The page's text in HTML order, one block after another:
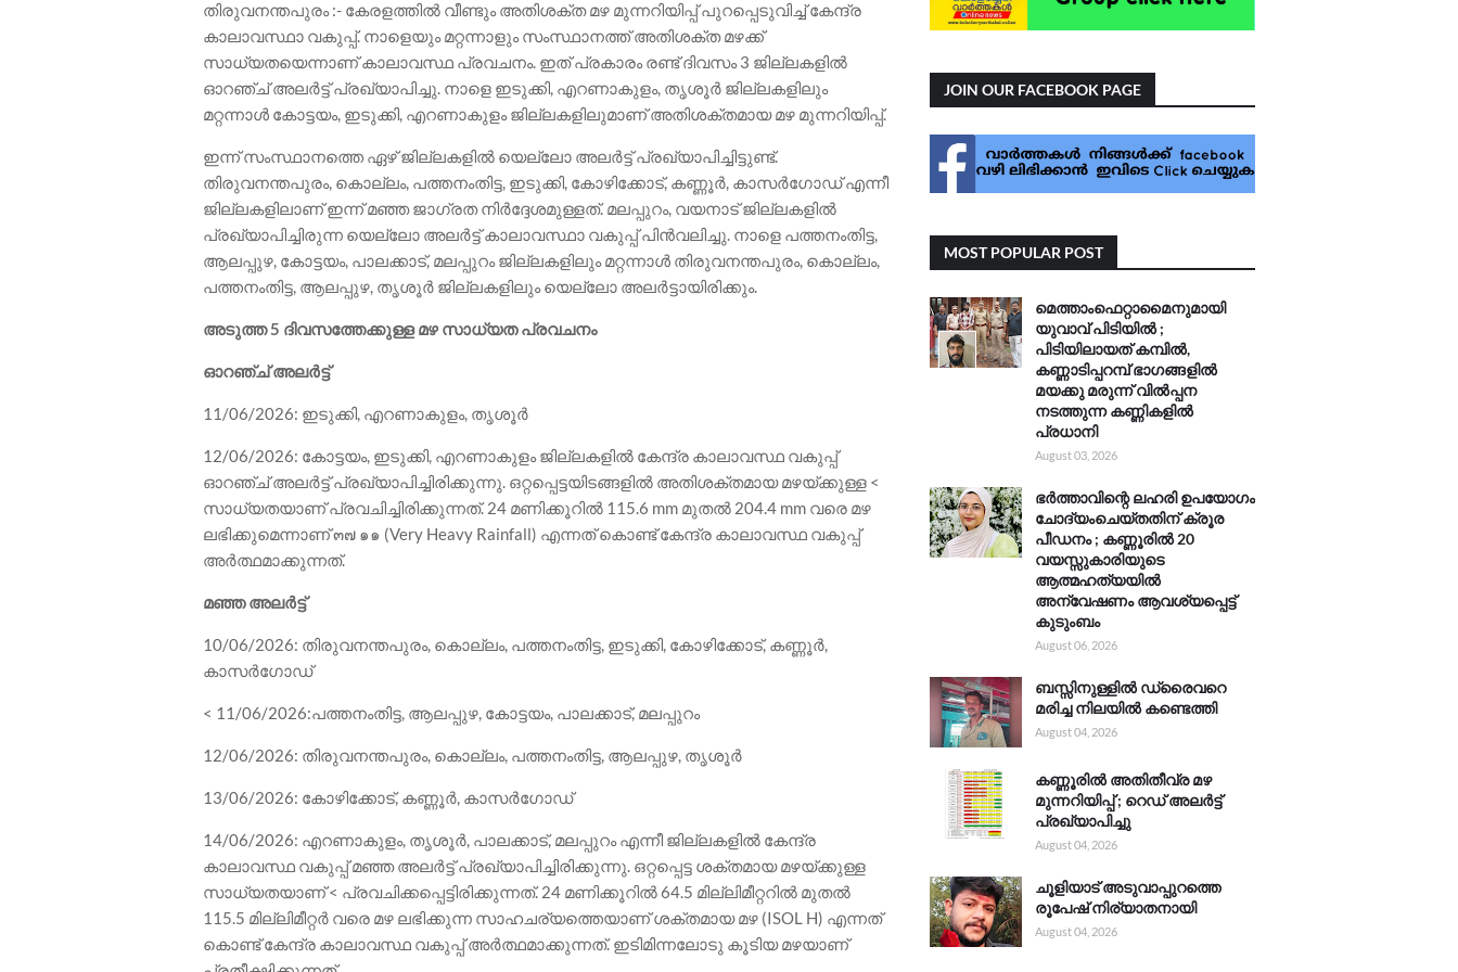
തിരുവനന്തപുരം :- കേരളത്തിൽ വീണ്ടും അതിശക്ത മഴ മുന്നറിയിപ്പ് പുറപ്പെടുവിച്ച് കേന്ദ്ര
കാലാവസ്ഥാ വകുപ്പ്. നാളെയും മറ്റന്നാളും സംസ്ഥാനത്ത് അതിശക്ത മഴക്ക്
സാധ്യതയെന്നാണ് കാലാവസ്ഥ പ്രവചനം. ഇത് പ്രകാരം രണ്ട് ദിവസം 3 ജില്ലകളിൽ
ഓറഞ്ച് അലർട്ട് പ്രഖ്യാപിച്ചു. നാളെ ഇടുക്കി, എറണാകുളം, തൃശൂർ ജില്ലകളിലും
മറ്റന്നാൾ കോട്ടയം, ഇടുക്കി, എറണാകുളം ജില്ലകളിലുമാണ് അതിശക്തമായ മഴ മുന്നറിയിപ്പ്.
ഇന്ന് സംസ്ഥാനത്തെ ഏഴ് ജില്ലകളിൽ യെല്ലോ അലർട്ട് പ്രഖ്യാപിച്ചിട്ടുണ്ട്.
തിരുവനന്തപുരം, കൊല്ലം, പത്തനംതിട്ട, ഇടുക്കി, കോഴിക്കോട്, കണ്ണൂർ, കാസർഗോഡ് എന്നീ
ജില്ലകളിലാണ് ഇന്ന് മഞ്ഞ ജാഗ്രത നിർദ്ദേശമുള്ളത്. മലപ്പുറം, വയനാട് ജില്ലകളിൽ
പ്രഖ്യാപിച്ചിരുന്ന യെല്ലോ അലർട്ട് കാലാവസ്ഥാ വകുപ്പ് പിൻവലിച്ചു. നാളെ പത്തനംതിട്ട,
ആലപ്പുഴ, കോട്ടയം, പാലക്കാട്, മലപ്പുറം ജില്ലകളിലും മറ്റന്നാൾ തിരുവനന്തപുരം, കൊല്ലം,
പത്തനംതിട്ട, ആലപ്പുഴ, തൃശൂർ ജില്ലകളിലും യെല്ലോ അലർട്ടായിരിക്കും.
അടുത്ത 5 ദിവസത്തേക്കുള്ള മഴ സാധ്യത പ്രവചനം
ഓറഞ്ച് അലർട്ട്
11/06/2026: ഇടുക്കി, എറണാകുളം, തൃശൂർ
12/06/2026: കോട്ടയം, ഇടുക്കി, എറണാകുളം ജില്ലകളിൽ കേന്ദ്ര കാലാവസ്ഥ വകുപ്പ്
ഓറഞ്ച് അലർട്ട് പ്രഖ്യാപിച്ചിരിക്കുന്നു. ഒറ്റപ്പെട്ടയിടങ്ങളിൽ അതിശക്തമായ മഴയ്ക്കുള്ള <
സാധ്യതയാണ് പ്രവചിച്ചിരിക്കുന്നത്. 24 മണിക്കൂറിൽ 115.6 mm മുതൽ 204.4 mm വരെ മഴ
ലഭിക്കുമെന്നാണ് ๓๗ ๑๑ (Very Heavy Rainfall) എന്നത് കൊണ്ട് കേന്ദ്ര കാലാവസ്ഥ വകുപ്പ്
അർത്ഥമാക്കുന്നത്.
മഞ്ഞ അലർട്ട്
10/06/2026: തിരുവനന്തപുരം, കൊല്ലം, പത്തനംതിട്ട, ഇടുക്കി, കോഴിക്കോട്, കണ്ണൂർ,
കാസർഗോഡ്
< 11/06/2026:പത്തനംതിട്ട, ആലപ്പുഴ, കോട്ടയം, പാലക്കാട്, മലപ്പുറം
12/06/2026: തിരുവനന്തപുരം, കൊല്ലം, പത്തനംതിട്ട, ആലപ്പുഴ, തൃശൂർ
13/06/2026: കോഴിക്കോട്, കണ്ണൂർ, കാസർഗോഡ്
14/06/2026: എറണാകുളം, തൃശൂർ, പാലക്കാട്, മലപ്പുറം എന്നീ ജില്ലകളിൽ കേന്ദ്ര
കാലാവസ്ഥ വകുപ്പ് മഞ്ഞ അലർട്ട് പ്രഖ്യാപിച്ചിരിക്കുന്നു. ഒറ്റപ്പെട്ട ശക്തമായ മഴയ്ക്കുള്ള
സാധ്യതയാണ് < പ്രവചിക്കപ്പെട്ടിരിക്കുന്നത്. 24 മണിക്കൂറിൽ 64.5 മില്ലിമീറ്ററിൽ മുതൽ
115.5 മില്ലിമീറ്റർ വരെ മഴ ലഭിക്കുന്ന സാഹചര്യത്തെയാണ് ശക്തമായ മഴ (ISOL H) എന്നത്
കൊണ്ട് കേന്ദ്ര കാലാവസ്ഥ വകുപ്പ് അർത്ഥമാക്കുന്നത്. ഇടിമിന്നലോടു കൂടിയ മഴയാണ്
JOIN OUR FACEBOOK PAGE
MOST POPULAR POST
മെത്താംഫെറ്റാമൈനുമായി
യുവാവ് പിടിയിൽ ;
പിടിയിലായത് കമ്പിൽ,
കണ്ണാടിപ്പറമ്പ് ഭാഗങ്ങളിൽ
മയക്കു മരുന്ന് വിൽപ്പന
നടത്തുന്ന കണ്ണികളിൽ
പ്രധാനി
August 03, 2026
ഭർത്താവിന്റെ ലഹരി ഉപയോഗം
ചോദ്യംചെയ്തതിന് ക്രൂര
പീഡനം ; കണ്ണൂരിൽ 20
വയസ്സുകാരിയുടെ
ആത്മഹത്യയിൽ
അന്വേഷണം ആവശ്യപ്പെട്ട്
കുടുംബം
August 06, 2026
ബസ്സിനുള്ളിൽ ഡ്രൈവറെ
മരിച്ച നിലയിൽ കണ്ടെത്തി
August 04, 2026
കണ്ണൂരിൽ അതിതീവ്ര മഴ
മുന്നറിയിപ്പ് ; റെഡ് അലർട്ട്
പ്രഖ്യാപിച്ചു
August 04, 2026
ചൂളിയാട് അടുവാപ്പുറത്തെ
രൂപേഷ് നിര്യാതനായി
August 04, 2026